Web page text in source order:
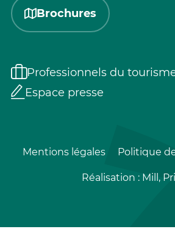
Brochures
Professionnels du
Espace presse
Mentions légales Politique
Réalisation : Mill,